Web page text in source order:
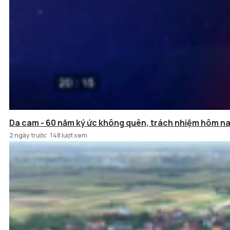
Da cam - 60 năm ký ức không quên, trách nhiệm hôm
2 ngày trước 148 lượt xem